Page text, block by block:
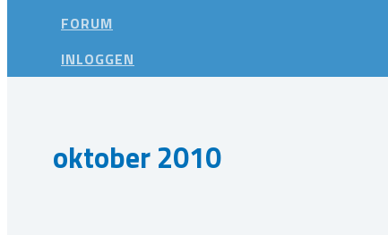
FORUM
INLOGGEN
oktober 2010